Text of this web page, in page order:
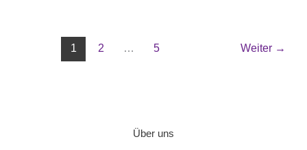
1 2 … 5 Weiter →
Über uns